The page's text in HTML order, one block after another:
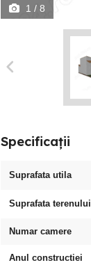
1 / 8
Specificații
Suprafata utila
Suprafata terenului
Numar camere
Anul constructiei